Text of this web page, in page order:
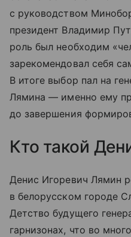
с руководством
президент Владимир
роль был необходим
зарекомендовал себя
В итоге выбор пал на
Лямина — именно ему
до завершения
Кто такой
Денис Игоревич Лямин
в белорусском городе
Детство будущего
гарнизонах, что во